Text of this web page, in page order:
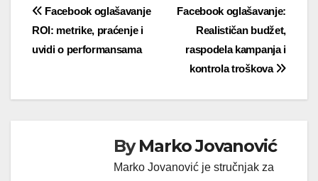
Post
navigation
Facebook oglašavanje:
Realističan budžet,
raspodela kampanja i
kontrola troškova
Facebook oglašavanje
ROI: metrike, praćenje i
uvidi o performansama
ByMarko Jovanović
Marko Jovanović je stručnjak za